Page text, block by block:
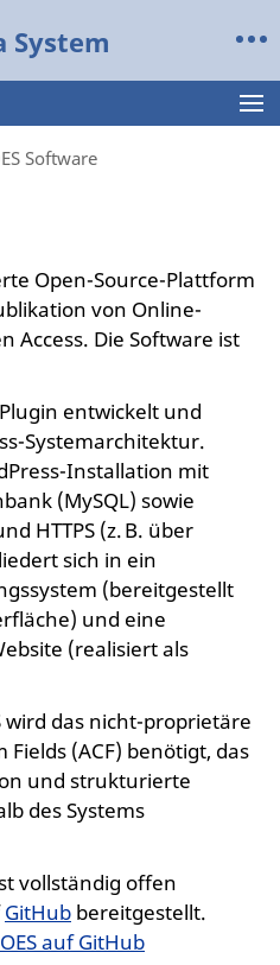
System
Software
Open-Source-Plattform
von Online-
Access. Die Software ist
entwickelt und
Systemarchitektur.
Installation mit
(MySQL) sowie
HTTPS (z. B. über
sich in ein
(bereitgestellt
und eine
(realisiert als
wird das nicht-proprietäre
(ACF) benötigt, das
und strukturierte
des Systems
vollständig offen
GitHub bereitgestellt.
auf GitHub